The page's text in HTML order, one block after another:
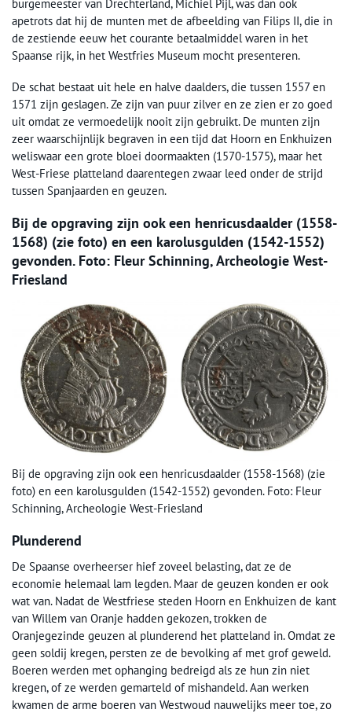
burgemeester van Drechterland, Michiel Pijl, was dan ook
apetrots dat hij de munten met de afbeelding van Filips II, die in
de zestiende eeuw het courante betaalmiddel waren in het
Spaanse rijk, in het Westfries Museum mocht presenteren.
De schat bestaat uit hele en halve daalders, die tussen 1557 en
1571 zijn geslagen. Ze zijn van puur zilver en ze zien er zo goed
uit omdat ze vermoedelijk nooit zijn gebruikt. De munten zijn
zeer waarschijnlijk begraven in een tijd dat Hoorn en Enkhuizen
weliswaar een grote bloei doormaakten (1570-1575), maar het
West-Friese platteland daarentegen zwaar leed onder de strijd
tussen Spanjaarden en geuzen.
Bij de opgraving zijn ook een henricusdaalder (1558-
1568) (zie foto) en een karolusgulden (1542-1552)
gevonden. Foto: Fleur Schinning, Archeologie West-
Friesland
Bij de opgraving zijn ook een henricusdaalder (1558-1568) (zie
foto) en een karolusgulden (1542-1552) gevonden. Foto: Fleur
Schinning, Archeologie West-Friesland
Plunderend
De Spaanse overheerser hief zoveel belasting, dat ze de
economie helemaal lam legden. Maar de geuzen konden er ook
wat van. Nadat de Westfriese steden Hoorn en Enkhuizen de kant
van Willem van Oranje hadden gekozen, trokken de
Oranjegezinde geuzen al plunderend het platteland in. Omdat ze
geen soldij kregen, persten ze de bevolking af met grof geweld.
Boeren werden met ophanging bedreigd als ze hun zin niet
kregen, of ze werden gemarteld of mishandeld. Aan werken
kwamen de arme boeren van Westwoud nauwelijks meer toe, zo